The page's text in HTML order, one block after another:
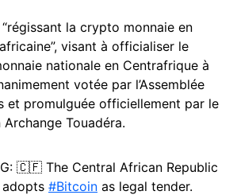
la crypto monnaie en
visant à officialiser le
nationale en Centrafrique à
votée par l’Assemblée
et promulguée officiellement par le
Touadéra.
🇨🇫 The Central African Republic
#Bitcoin as legal tender.